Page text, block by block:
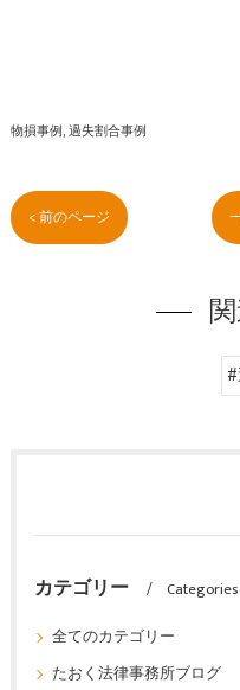
物損事例 過失割合事例
< 前のページ
カテゴリー
Categories
全てのカテゴリー
たおく法律事務所ブログ